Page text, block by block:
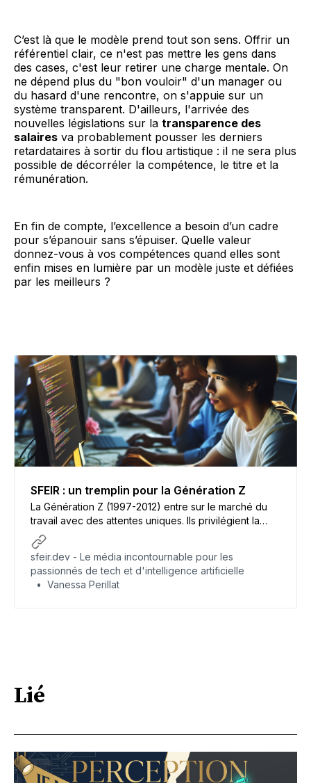
C’est là que le modèle prend tout son sens. Offrir un
référentiel clair, ce n'est pas mettre les gens dans
des cases, c'est leur retirer une charge mentale. On
ne dépend plus du "bon vouloir" d'un manager ou
du hasard d'une rencontre, on s'appuie sur un
système transparent. D'ailleurs, l'arrivée des
nouvelles législations sur la transparence des
salaires va probablement pousser les derniers
retardataires à sortir du flou artistique : il ne sera plus
possible de décorréler la compétence, le titre et la
rémunération.
En fin de compte, l’excellence a besoin d’un cadre
pour s’épanouir sans s’épuiser. Quelle valeur
donnez-vous à vos compétences quand elles sont
enfin mises en lumière par un modèle juste et défiées
par les meilleurs ?
SFEIR : un tremplin pour la Génération Z
La Génération Z (1997-2012) entre sur le marché du
travail avec des attentes uniques. Ils privilégient la
flexibilité, l’innovation et la valorisation de l’initiative
personnelle.
sfeir.dev - Le média incontournable pour les
passionnés de tech et d'intelligence artificielle
Vanessa Perillat
Lié